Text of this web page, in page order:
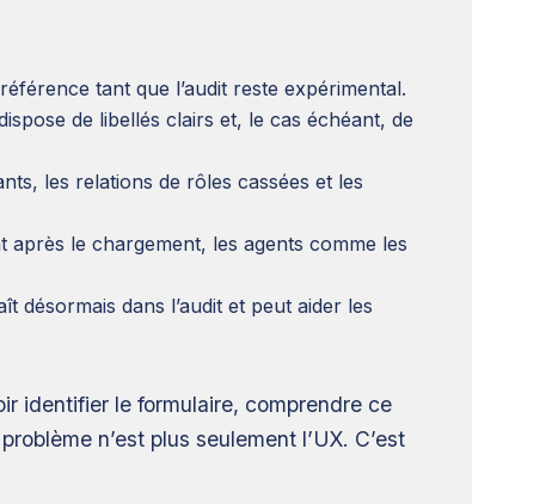
tant que l’audit reste expérimental.
de libellés clairs et, le cas échéant, de
les relations de rôles cassées et les
après le chargement, les agents comme les
désormais dans l’audit et peut aider les
identifier le formulaire, comprendre ce
n’est plus seulement l’UX. C’est